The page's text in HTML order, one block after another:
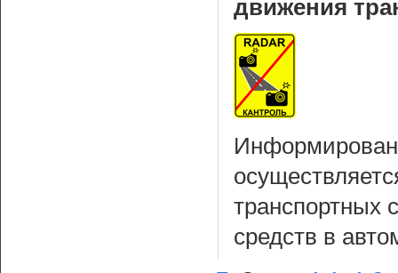
движения
транспортных
средств в